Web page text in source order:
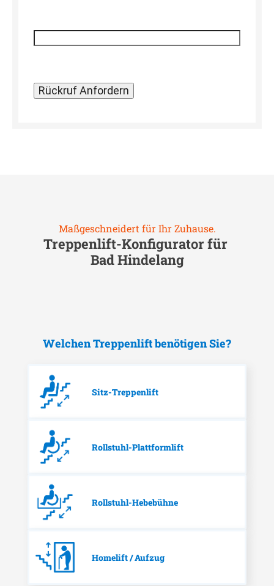
Maßgeschneidert für Ihr Zuhause.
Treppenlift-Konfigurator für
Bad Hindelang
Welchen Treppenlift benötigen Sie?
Sitz-Treppenlift
Rollstuhl-Plattformlift
Rollstuhl-Hebebühne
Homelift / Aufzug